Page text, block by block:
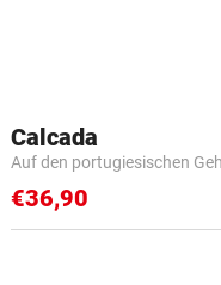
Calcada
Auf den portugiesischen
€36,90